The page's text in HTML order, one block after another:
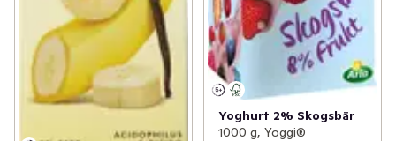
Yoghurt 2% Skogsbär
1000 g, Yoggi®